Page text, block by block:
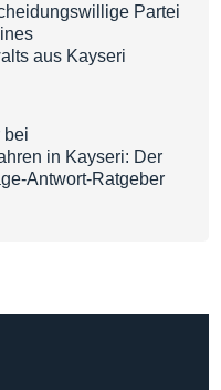
Partei
aus Kayseri
bei
in Kayseri: Der
Antwort-Ratgeber